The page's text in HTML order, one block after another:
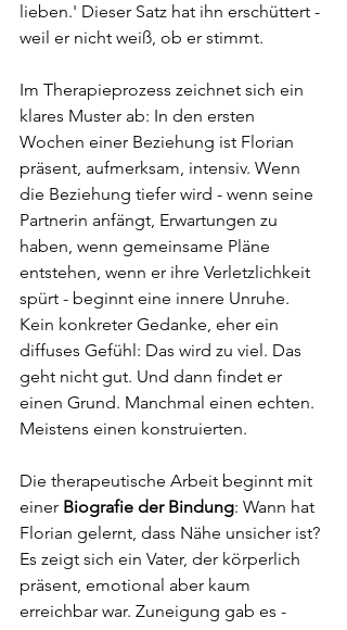
lieben.' Dieser Satz hat ihn erschüttert -
weil er nicht weiß, ob er stimmt.
Im Therapieprozess zeichnet sich ein
klares Muster ab: In den ersten
Wochen einer Beziehung ist Florian
präsent, aufmerksam, intensiv. Wenn
die Beziehung tiefer wird - wenn seine
Partnerin anfängt, Erwartungen zu
haben, wenn gemeinsame Pläne
entstehen, wenn er ihre Verletzlichkeit
spürt - beginnt eine innere Unruhe.
Kein konkreter Gedanke, eher ein
diffuses Gefühl: Das wird zu viel. Das
geht nicht gut. Und dann findet er
einen Grund. Manchmal einen echten.
Meistens einen konstruierten.
Die therapeutische Arbeit beginnt mit
einer Biografie der Bindung: Wann hat
Florian gelernt, dass Nähe unsicher ist?
Es zeigt sich ein Vater, der körperlich
präsent, emotional aber kaum
erreichbar war. Zuneigung gab es -